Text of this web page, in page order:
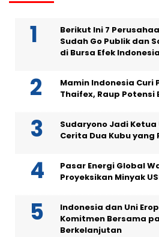
Berikut Ini 7
Sudah Go Publik dan
di Bursa Efek Indonesia
Mamin Indonesia Curi
Thaifex, Raup Potensi
Sudaryono Jadi Ketua
Cerita Dua Kubu yang
Pasar Energi Global
Proyeksikan Minyak
Indonesia dan Uni
Komitmen Bersama
Berkelanjutan